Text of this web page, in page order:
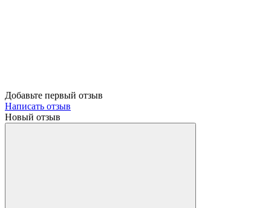
Добавьте первый отзыв
Написать отзыв
Новый отзыв